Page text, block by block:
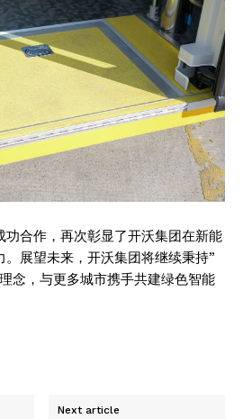
功合作，再次彰显了开沃集团在新能
展望未来，开沃集团将继续秉持”
念，与更多城市携手共建绿色智能
Next article